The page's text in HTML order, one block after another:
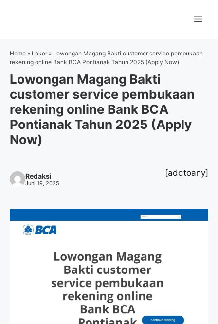
Home » Loker » Lowongan Magang Bakti customer service pembukaan
rekening online Bank BCA Pontianak Tahun 2025 (Apply Now)
Lowongan Magang Bakti
customer service pembukaan
rekening online Bank BCA
Pontianak Tahun 2025 (Apply
Now)
Redaksi
Juni 19, 2025
[addtoany]